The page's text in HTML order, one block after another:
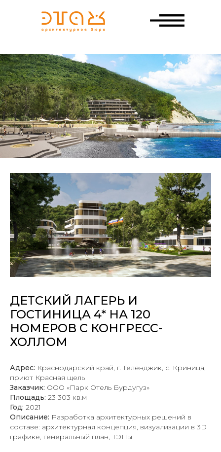
ДЕТСКИЙ ЛАГЕРЬ И
ГОСТИНИЦА 4* НА 120
НОМЕРОВ С КОНГРЕСС-
ХОЛЛОМ
Адрес: Краснодарский край, г. Геленджик, с. Криница,
приют Красная щель
Заказчик: ООО «Парк Отель Бурдугуз»
Площадь: 23 303 кв.м
Год: 2021
Описание: Разработка архитектурных решений в
составе: архитектурная концепция, визуализации в 3D
графике, генеральный план, ТЭПы